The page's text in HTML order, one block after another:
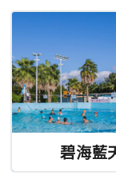
碧海藍